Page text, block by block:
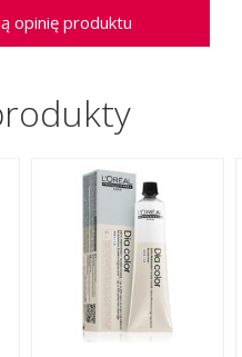
opinię produktu